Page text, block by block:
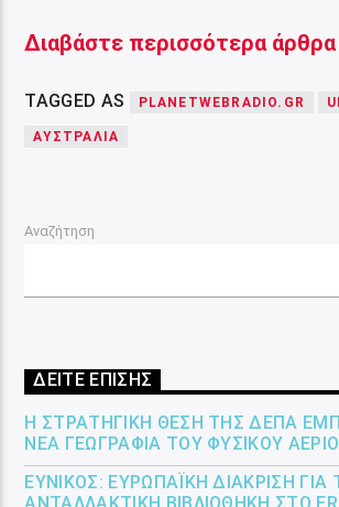
Διαβάστε περισσότερα άρθρα
TAGGED AS PLANETWEBRADIO.GR
ΑΥΣΤΡΑΛΊΑ
Αναζήτηση
ΔΕΙΤΕ ΕΠΙΣΗΣ
Η ΣΤΡΑΤΗΓΙΚΉ ΘΈΣΗ ΤΗΣ ΔΕΠΑ
ΝΈΑ ΓΕΩΓΡΑΦΊΑ ΤΟΥ ΦΥΣΙΚΟΎ
ΕΎΝΙΚΟΣ: ΕΥΡΩΠΑΪΚΉ ΔΙΆΚΡΙΣΗ ΓΙΑ